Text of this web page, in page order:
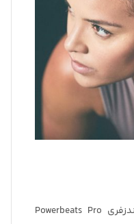
با شارژ کامل، تا 9 ساعت از هندزفری Powerbeats Pro